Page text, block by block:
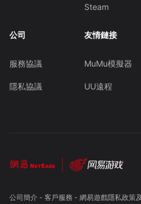
Steam
公司
服務協議
隱私協議
友情鏈接
MuMu模擬器
UU遠程
公司簡介- 客戶服務 - 網易遊戲隱私政策